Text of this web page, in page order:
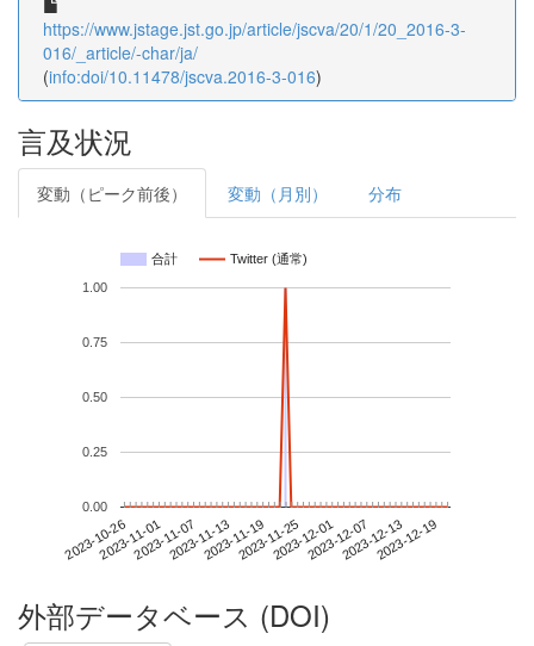
https://www.jstage.jst.go.jp/article/jscva/20/1/20_2016-3-
016/_article/-char/ja/
(info:doi/10.11478/jscva.2016-3-016)
言及状況
変動（ピーク前後） 変動（月別） 分布
合計 Twitter (通常)
2023-10-262023-11-012023-11-072023-11-132023-11-192023-11-252023-12-012023-12-072023-12-132023-12-19
0.00
0.25
0.50
0.75
1.00
外部データベース (DOI)